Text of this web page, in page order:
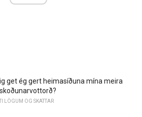
get ég gert heimasíðuna mína meira
LÖGUM OG SKATTAR